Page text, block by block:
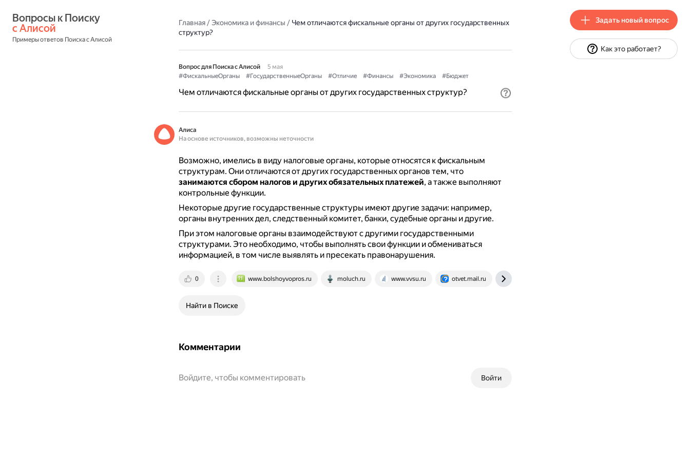
с Алисой
Примеры ответов Поиска с Алисой
Главная/Экономика и финансы / Чем отличаются фискальные органы от других государственных
структур?
Вопрос для Поиска с Алисой
5 мая
#ФискальныеОрганы
#ГосударственныеОрганы #Отличие #Финансы #Экономика #Бюджет
Чем отличаются фискальные органы от других государственных структур?
Алиса
На основе источников, возможны неточности
Возможно, имелись в виду налоговые органы, которые относятся к фискальным
структурам. Они отличаются от других государственных органов тем, что
занимаются сбором налогов и других обязательных платежей, а также выполняют
контрольные функции.
Некоторые другие государственные структуры имеют другие задачи: например,
органы внутренних дел, следственный комитет, банки, судебные органы и другие.
При этом налоговые органы взаимодействуют с другими государственными
структурами. Это необходимо, чтобы выполнять свои функции и обмениваться
информацией, в том числе выявлять и пресекать правонарушения.
0 www.bolshoyvopros.ru moluch.ru www.vvsu.ru otvet.mail.ru
Найти в Поиске
Комментарии
Войти
Войдите, чтобы комментировать
Задать новый вопрос
Как это работает?